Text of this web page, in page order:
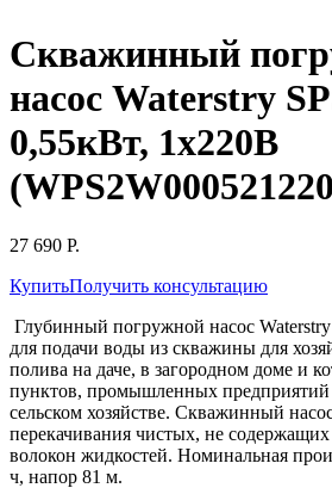
Скважинный
насос Waterstry
0,55кВт, 1х220В
27 690 Р.
КупитьПолучить консультацию
Глубинный погружной насос Waterstry
для подачи воды из скважины для
полива на даче, в загородном доме и
пунктов, промышленных предприятий
сельском хозяйстве. Скважинный
перекачивания чистых, не
волокон жидкостей. Номинальная
ч, напор 81 м.